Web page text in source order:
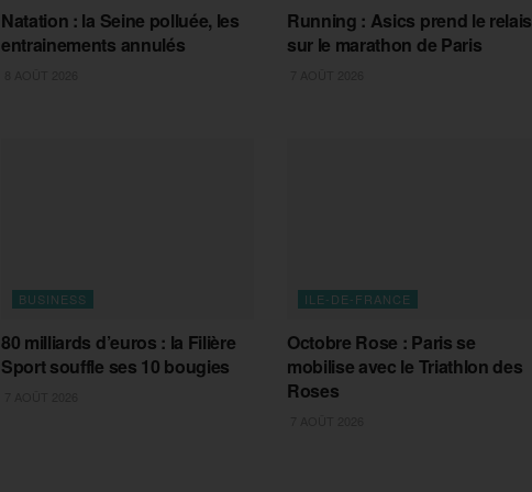
Natation : la Seine polluée, les
entrainements annulés
Running : Asics prend le relais
sur le marathon de Paris
BUSINESS
80 milliards d’euros : la Filière
Sport souffle ses 10 bougies
ILE-DE-FRANCE
Octobre Rose : Paris se
mobilise avec le Triathlon des
Roses